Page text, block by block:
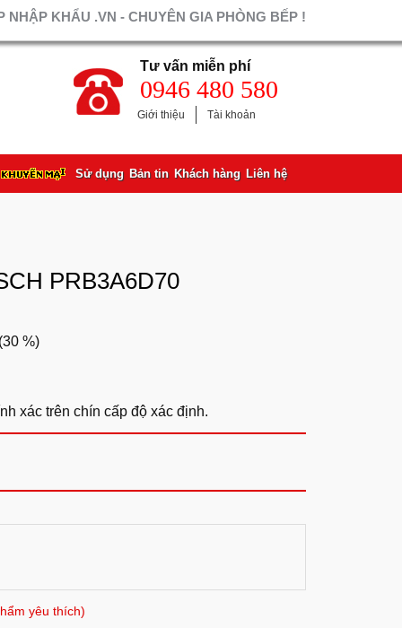
NHẬP KHẨU .VN - CHUYÊN GIA PHÒNG BẾP !
Tư vấn miễn phí
0946 480 580
Giới thiệu Tài khoản
Sử dụng Bản tin Khách hàng Liên hệ
PRB3A6D70
30 %)
xác trên chín cấp độ xác định.
yêu thích)